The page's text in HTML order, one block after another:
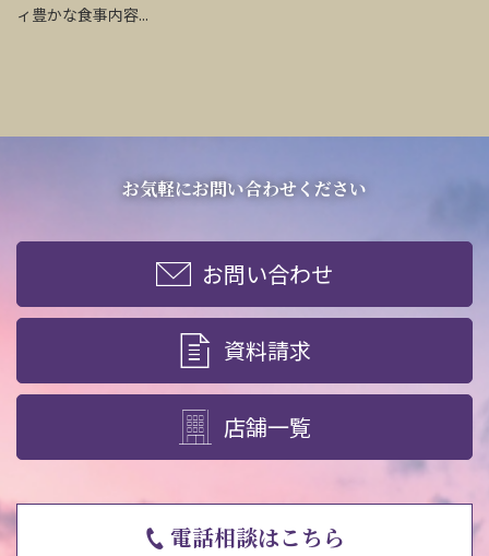
ィ豊かな食事内容...
お気軽にお問い合わせください
お問い合わせ
資料請求
店舗一覧
電話相談はこちら